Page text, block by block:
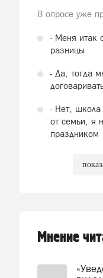
В опросе уже
- Меня итак
разницы
- Да, тогда
- Нет, школа
от семьи, я
праздником
Мнение